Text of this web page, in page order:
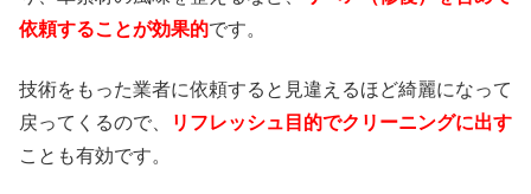
依頼することが効果的です。
技術をもった業者に依頼すると見違えるほど綺麗になって
戻ってくるので、
リフレッシュ目的でクリーニングに出す
ことも有効です。